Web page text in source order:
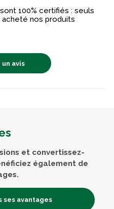
100% certifiés : seuls
nos produits
avis
et convertissez-
également de
ses avantages